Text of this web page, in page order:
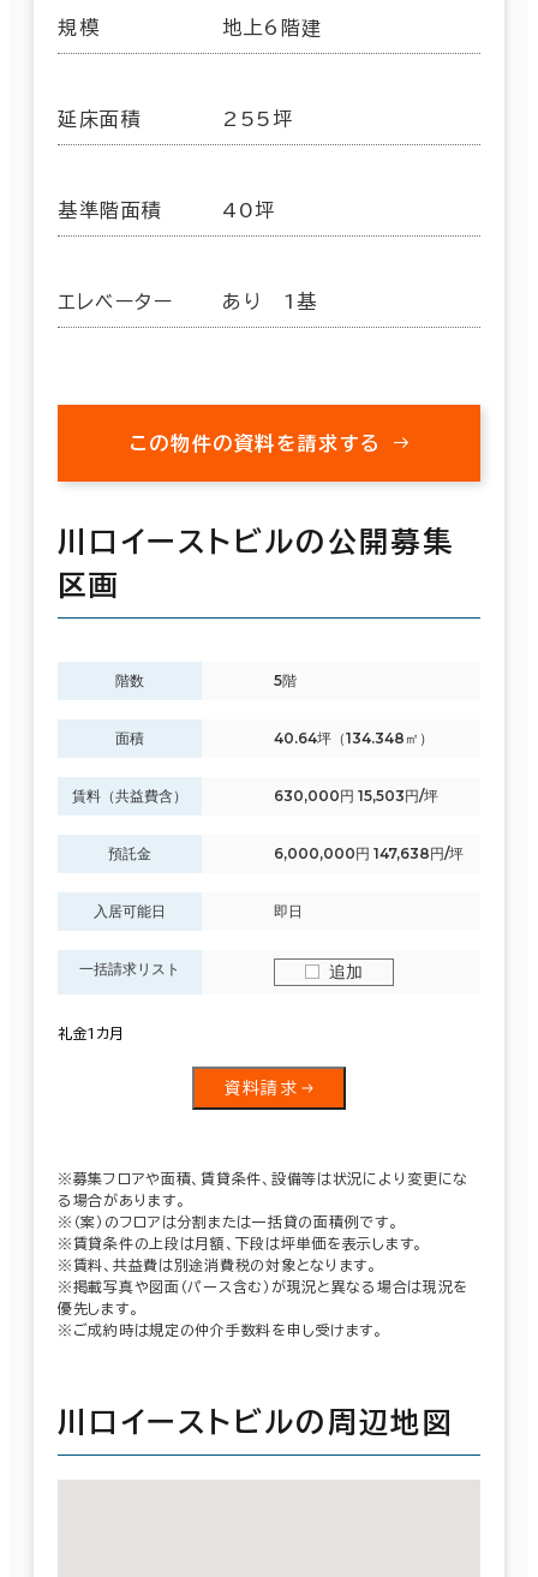
規模 地上6階建
延床面積 255坪
基準階面積 40坪
エレベーター あり 1基
この物件の資料を請求する
川口イーストビルの公開募集
区画
階数 5階
面積 40.64坪（134.348㎡）
賃料（共益費含） 630,000円 15,503円/坪
預託金 6,000,000円 147,638円/坪
入居可能日 即日
一括請求リスト 追加
礼金1カ月
資料請求
※募集フロアや面積、賃貸条件、設備等は状況により変更にな
る場合があります。
※（案）のフロアは分割または一括貸の面積例です。
※賃貸条件の上段は月額、下段は坪単価を表示します。
※賃料、共益費は別途消費税の対象となります。
※掲載写真や図面（パース含む）が現況と異なる場合は現況を
優先します。
※ご成約時は規定の仲介手数料を申し受けます。
川口イーストビルの周辺地図